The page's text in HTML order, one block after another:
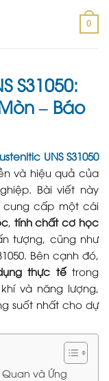
0
S31050:
– Báo
UNS S31050
và hiệu quả của
Bài viết này
cung cấp một cái
, tính chất cơ học
tượng, cũng như
Bên cạnh đó,
thực tếtrong
và năng lượng,
suốt nhất cho dự
Quan và Ứng